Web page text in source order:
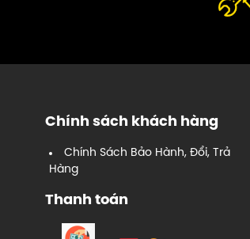
Chính sách khách hàng
Chính Sách Bảo Hành, Đổi, Trả
Hàng
Thanh toán